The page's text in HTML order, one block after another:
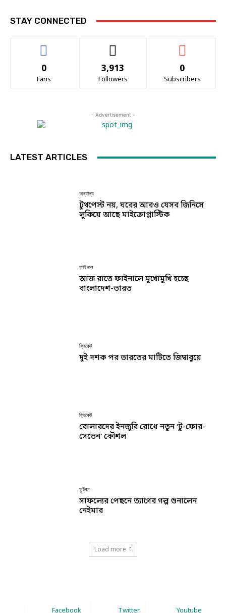
STAY CONNECTED
0
Fans
3,913
Followers
0
Subscribers
- Advertisement -
LATEST ARTICLES
অন্যান্য
টুথপেস্ট নয়, ঘরের আরও যেসব জিনিসে
লুকিয়ে আছে মাইক্রোপ্লাস্টিক
ফাইনাল
আজ রাতে ফাইনালে মুখোমুখি হচ্ছে
বাংলাদেশ-ভারত
ক্রিকেট
দুই দশক পর ভারতের মাটিতে জিম্বাবুয়ে
ক্রিকেট
বোলারদের ইনজুরি রোধে নতুন ‘টু-ফোর-
সেভেন’ কৌশল
ফুটবল
সাফল্যের পেছনে ত্যাগের গল্প শুনালেন
নেইমার
Load more
Facebook Twitter Youtube